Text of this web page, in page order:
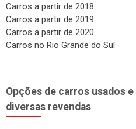
Carros a partir de 2018
Carros a partir de 2019
Carros a partir de 2020
Carros no Rio Grande do Sul
Opções de carros usados
diversas revendas